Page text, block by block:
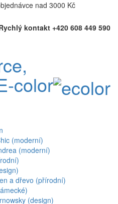
nad 3000 Kč
kontakt +420 608 449 590
color
(moderní)
(moderní)
a dřevo (přírodní)
(design)